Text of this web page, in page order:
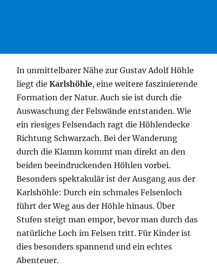
In unmittelbarer Nähe zur Gustav Adolf Höhle
liegt dieKarlshöhle, eine weitere faszinierende
Formation der Natur. Auch sie ist durch die
Auswaschung der Felswände entstanden. Wie
ein riesiges Felsendach ragt die Höhlendecke
Richtung Schwarzach. Bei der Wanderung
durch die Klamm kommt man direkt an den
beiden beeindruckenden Höhlen vorbei.
Besonders spektakulär ist der Ausgang aus der
Karlshöhle: Durch ein schmales Felsenloch
führt der Weg aus der Höhle hinaus. Über
Stufen steigt man empor, bevor man durch das
natürliche Loch im Felsen tritt. Für Kinder ist
dies besonders spannend und ein echtes
Abenteuer.